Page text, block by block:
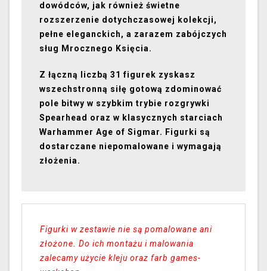
dowódców, jak również świetne
rozszerzenie dotychczasowej kolekcji,
pełne eleganckich, a zarazem zabójczych
sług Mrocznego Księcia.
Z łączną liczbą 31 figurek zyskasz
wszechstronną siłę gotową zdominować
pole bitwy w szybkim trybie rozgrywki
Spearhead oraz w klasycznych starciach
Warhammer Age of Sigmar. Figurki są
dostarczane niepomalowane i wymagają
złożenia.
Figurki w zestawie nie są pomalowane ani
złożone. Do ich montażu i malowania
zalecamy użycie kleju oraz farb games-